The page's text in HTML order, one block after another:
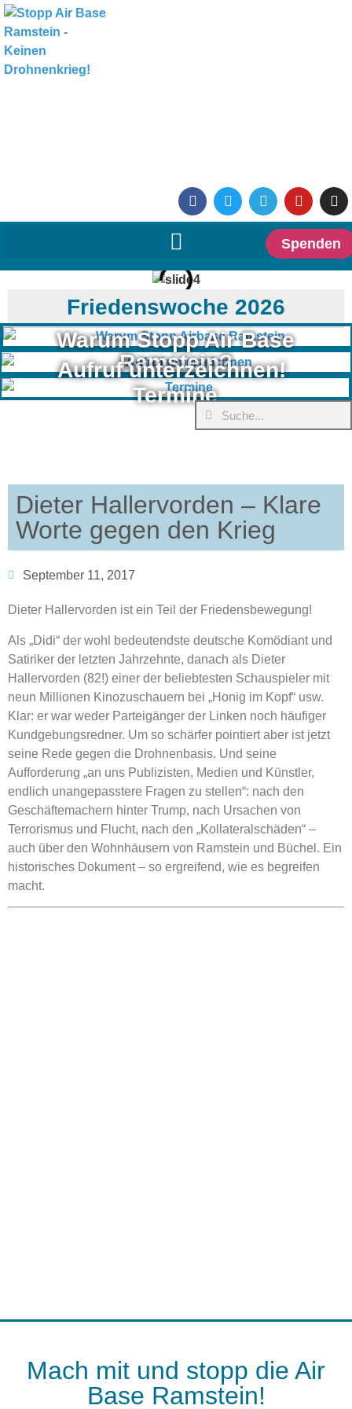
Spenden
Friedenswoche 2026
Warum Stopp Air Base
Ramstein?
Aufruf unterzeichnen!
Termine
Dieter Hallervorden – Klare
Worte gegen den Krieg
September 11, 2017
Dieter Hallervorden ist ein Teil der Friedensbewegung!
Als „Didi“ der wohl bedeutendste deutsche Komödiant und
Satiriker der letzten Jahrzehnte, danach als Dieter
Hallervorden (82!) einer der beliebtesten Schauspieler mit
neun Millionen Kinozuschauern bei „Honig im Kopf“ usw.
Klar: er war weder Parteigänger der Linken noch häufiger
Kundgebungsredner. Um so schärfer pointiert aber ist jetzt
seine Rede gegen die Drohnenbasis. Und seine
Aufforderung „an uns Publizisten, Medien und Künstler,
endlich unangepasstere Fragen zu stellen“: nach den
Geschäftemachern hinter Trump, nach Ursachen von
Terrorismus und Flucht, nach den „Kollateralschäden“ –
auch über den Wohnhäusern von Ramstein und Büchel. Ein
historisches Dokument – so ergreifend, wie es begreifen
macht.
Mach mit und stopp die Air
Base Ramstein!